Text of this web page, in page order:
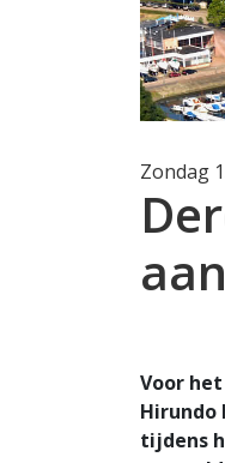
Zondag
Voor
tijdens